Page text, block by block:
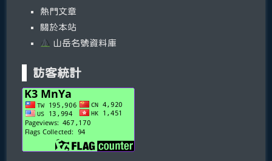
熱門文章
關於本站
山岳名號資料庫
訪客統計